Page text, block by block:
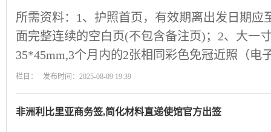
所需资料：1、护照首页，有效期离出发日期应
面完整连续的空白页(不包含备注页)；2、大一
35*45mm,3个月内的2张相同彩色免冠近照（电
栏目： 发布时间：2025-08-09 19:39
非洲利比里亚商务签,简化材料直递使馆官方出签